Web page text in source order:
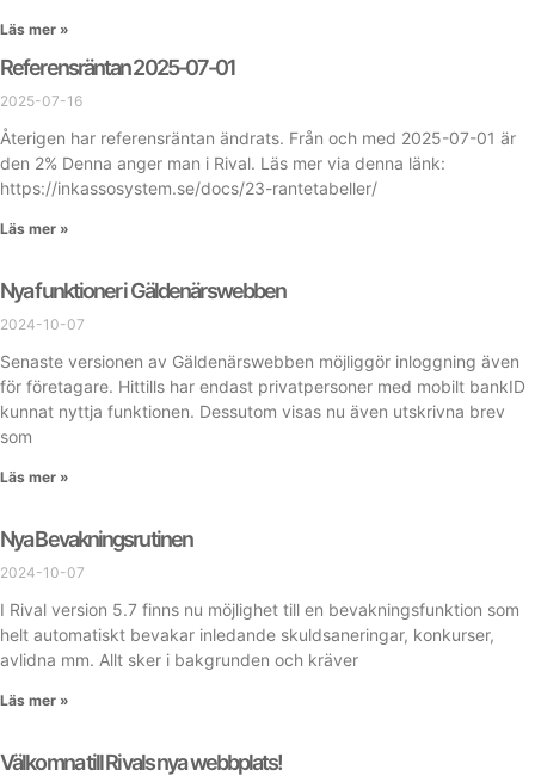
Läs mer »
Referensräntan 2025-07-01
2025-07-16
Återigen har referensräntan ändrats. Från och med 2025-07-01 är
den 2% Denna anger man i Rival. Läs mer via denna länk:
https://inkassosystem.se/docs/23-rantetabeller/
Läs mer »
Nya funktioner i Gäldenärswebben
2024-10-07
Senaste versionen av Gäldenärswebben möjliggör inloggning även
för företagare. Hittills har endast privatpersoner med mobilt bankID
kunnat nyttja funktionen. Dessutom visas nu även utskrivna brev
som
Läs mer »
Nya Bevakningsrutinen
2024-10-07
I Rival version 5.7 finns nu möjlighet till en bevakningsfunktion som
helt automatiskt bevakar inledande skuldsaneringar, konkurser,
avlidna mm. Allt sker i bakgrunden och kräver
Läs mer »
Välkomna till Rivals nya webbplats!